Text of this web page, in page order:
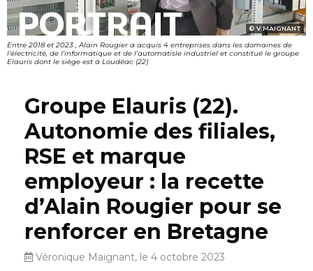
PORTRAIT V.MAIGNANT
Entre 2018 et 2023 , Alain Rougier a acquis 4 entreprises dans les domaines de
l'électricité, de l'informatique et de l'automatisle industriel et constitué le groupe
Elauris dont le siège est à Loudéac (22)
Groupe Elauris (22).
Autonomie des filiales,
RSE et marque
employeur : la recette
d’Alain Rougier pour se
renforcer en Bretagne
Véronique Maignant, le 4 octobre 2023